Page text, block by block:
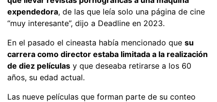
expendedora, de las que leía solo una página de cine
“muy interesante”, dijo a Deadline en 2023.
En el pasado el cineasta había mencionado que su
carrera como director estaba limitada a la realización
de diez películas y que deseaba retirarse a los 60
años, su edad actual.
Las nueve películas que forman parte de su conteo